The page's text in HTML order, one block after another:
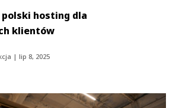
polski hosting dla
klientów
|lip 8, 2025